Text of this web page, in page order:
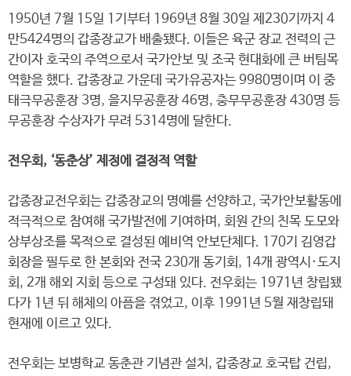
1950년 7월 15일 1기부터 1969년 8월 30일 제230기까지 4
만5424명의 갑종장교가 배출됐다. 이들은 육군 장교 전력의 근
간이자 호국의 주역으로서 국가안보 및 조국 현대화에 큰 버팀목
역할을 했다. 갑종장교 가운데 국가유공자는 9980명이며 이 중
태극무공훈장 3명, 을지무공훈장 46명, 충무무공훈장 430명 등
무공훈장 수상자가 무려 5314명에 달한다.
전우회, ‘동춘상’ 제정에 결정적 역할
갑종장교전우회는 갑종장교의 명예를 선양하고, 국가안보활동에
적극적으로 참여해 국가발전에 기여하며, 회원 간의 친목 도모와
상부상조를 목적으로 결성된 예비역 안보단체다. 170기 김영갑
회장을 필두로 한 본회와 전국 230개 동기회, 14개 광역시·도지
회, 2개 해외 지회 등으로 구성돼 있다. 전우회는 1971년 창립됐
다가 1년 뒤 해체의 아픔을 겪었고, 이후 1991년 5월 재창립돼
현재에 이르고 있다.
전우회는 보병학교 동춘관 기념관 설치, 갑종장교 호국탑 건립,